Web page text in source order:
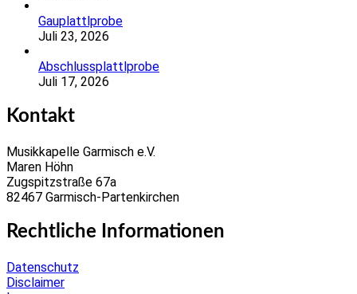
Gauplattlprobe
Juli 23, 2026
Abschlussplattlprobe
Juli 17, 2026
Kontakt
Musikkapelle Garmisch e.V.
Maren Höhn
Zugspitzstraße 67a
82467 Garmisch-Partenkirchen
Rechtliche Informationen
Datenschutz
Disclaimer